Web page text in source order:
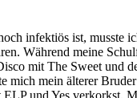
infektiös ist, musste
Während meine
mit The Sweet und
mich mein älterer
und Yes verkorkst.